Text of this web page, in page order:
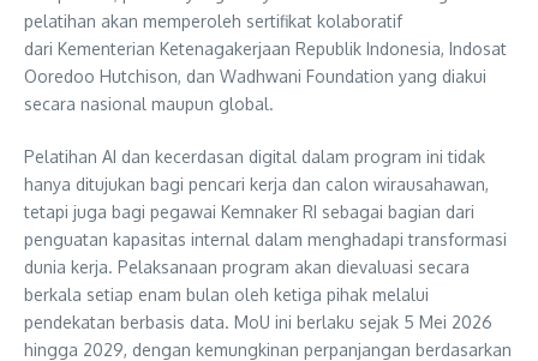
pelatihan akan memperoleh sertifikat kolaboratif
dari Kementerian Ketenagakerjaan Republik Indonesia, Indosat
Ooredoo Hutchison, dan Wadhwani Foundation yang diakui
secara nasional maupun global.
Pelatihan AI dan kecerdasan digital dalam program ini tidak
hanya ditujukan bagi pencari kerja dan calon wirausahawan,
tetapi juga bagi pegawai Kemnaker RI sebagai bagian dari
penguatan kapasitas internal dalam menghadapi transformasi
dunia kerja. Pelaksanaan program akan dievaluasi secara
berkala setiap enam bulan oleh ketiga pihak melalui
pendekatan berbasis data. MoU ini berlaku sejak 5 Mei 2026
hingga 2029, dengan kemungkinan perpanjangan berdasarkan